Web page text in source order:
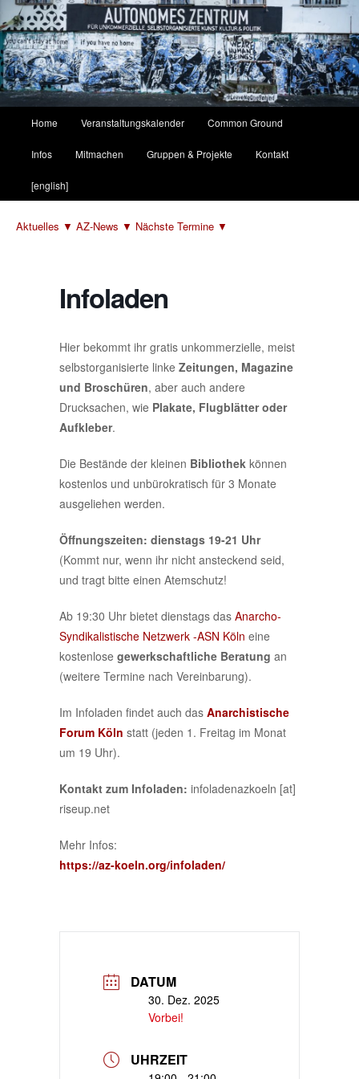
Zum
primären
Inhalt
springen
Zum
sekundären
Inhalt
springen
Home Veranstaltungskalender Common Ground
Infos Mitmachen Gruppen & Projekte Kontakt
[english]
Aktuelles ▼ AZ-News ▼ Nächste Termine ▼
Infoladen
Hier bekommt ihr gratis unkommerzielle, meist
selbstorganisierte linke Zeitungen, Magazine
und Broschüren, aber auch andere
Drucksachen, wie Plakate, Flugblätter oder
Aufkleber.
Die Bestände der kleinen Bibliothek können
kostenlos und unbürokratisch für 3 Monate
ausgeliehen werden.
Öffnungszeiten: dienstags 19-21 Uhr
(Kommt nur, wenn ihr nicht ansteckend seid,
und tragt bitte einen Atemschutz!
Ab 19:30 Uhr bietet dienstags das Anarcho-
Syndikalistische Netzwerk -ASN Köln eine
kostenlose gewerkschaftliche Beratung an
(weitere Termine nach Vereinbarung).
Im Infoladen findet auch das Anarchistische
Forum Köln statt (jeden 1. Freitag im Monat
um 19 Uhr).
Kontakt zum Infoladen: infoladenazkoeln [at]
riseup.net
Mehr Infos:
https://az-koeln.org/infoladen/
DATUM
30. Dez. 2025
Vorbei!
UHRZEIT